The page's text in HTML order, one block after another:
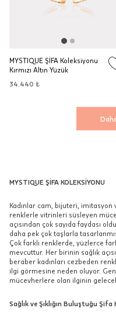
MYSTIQUE ŞİFA Koleksiyonu
Kırmızı Altın Yüzük
34.440 ₺
MYSTIQUE ŞİFA KOLEKSİYONU
Kadınlar cam, bijuteri, imitasyon
renklerle vitrinleri süsleyen
açısından çok sayıda faydası
daha pek çok taşlarla
Çok farklı renklerde, yüzlerce
mevcuttur. Her birinin sağlık
beraber kadınları cezbeden
ilgi görmesine neden oluyor.
mücevherlere olan ilginin
Sağlık ve Şıklığın Buluştuğu Şifa